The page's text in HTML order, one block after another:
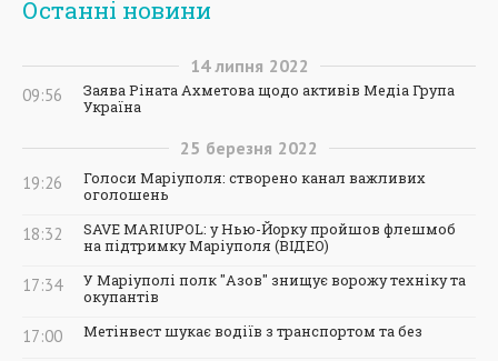
Останні новини
14 липня 2022
09:56
Заява Ріната Ахметова щодо активів Медіа Група
Україна
25 березня 2022
19:26
Голоси Маріуполя: створено канал важливих
оголошень
18:32
SAVE MARIUPOL: у Нью-Йорку пройшов флешмоб
на підтримку Маріуполя (ВІДЕО)
17:34
У Маріуполі полк "Азов" знищує ворожу техніку та
окупантів
17:00 Метінвест шукає водіїв з транспортом та без